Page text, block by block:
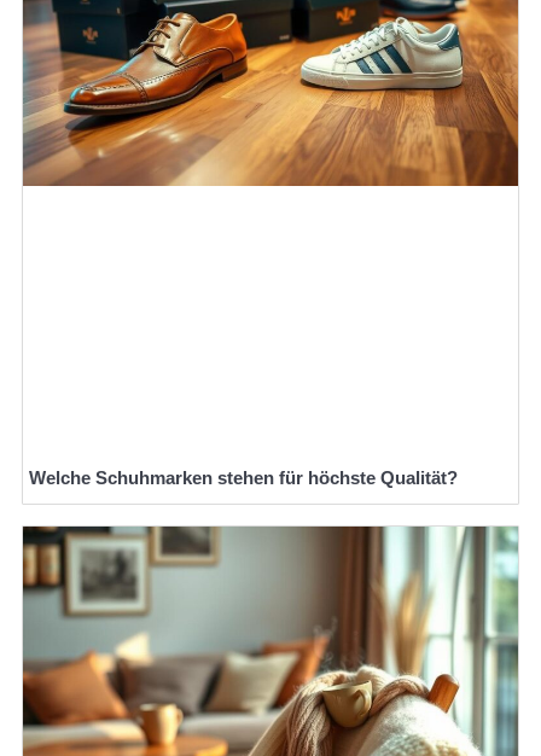
Welche Schuhmarken stehen für höchste Qualität?